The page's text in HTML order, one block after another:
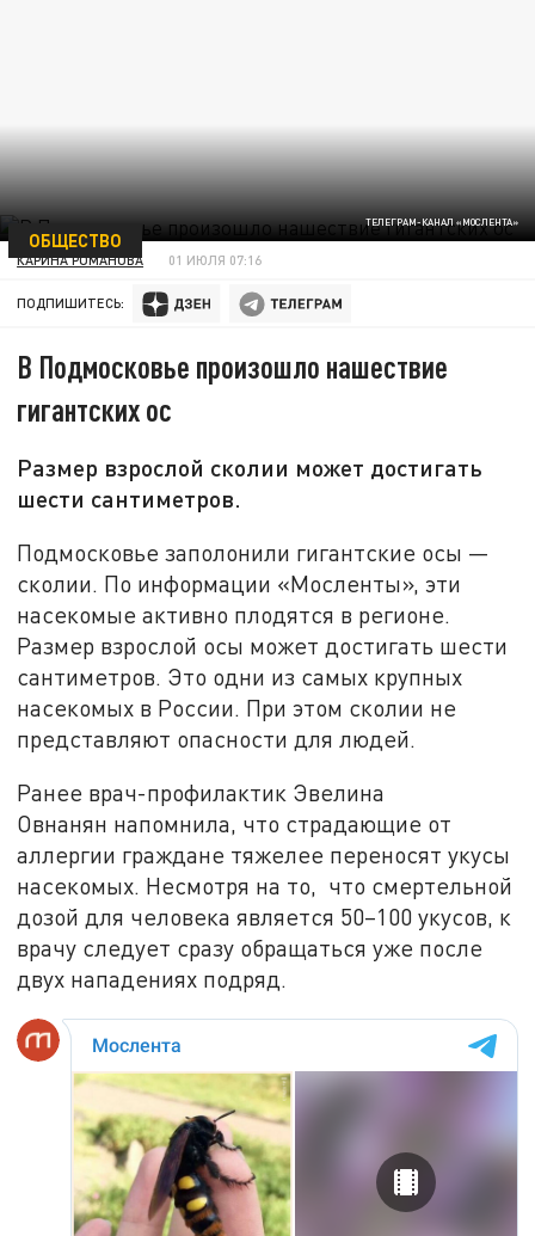
ТЕЛЕГРАМ-КАНАЛ «МОСЛЕНТА»
ОБЩЕСТВО
КАРИНА РОМАНОВА 01 ИЮЛЯ 07:16
ПОДПИШИТЕСЬ:
В Подмосковье произошло нашествие
гигантских ос
Размер взрослой сколии может достигать
шести сантиметров.
Подмосковье заполонили гигантские осы —
сколии. По информации «Мосленты», эти
насекомые активно плодятся в регионе.
Размер взрослой осы может достигать шести
сантиметров. Это одни из самых крупных
насекомых в России. При этом сколии не
представляют опасности для людей.
Ранее врач-профилактик Эвелина
Овнанян напомнила, что страдающие от
аллергии граждане тяжелее переносят укусы
насекомых. Несмотря на то, что смертельной
дозой для человека является 50–100 укусов, к
врачу следует сразу обращаться уже после
двух нападениях подряд.